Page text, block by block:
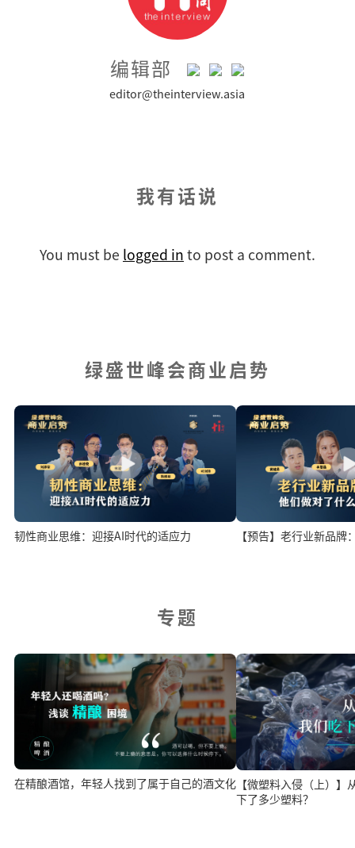
编辑部
editor@theinterview.asia
我有话说
You must be logged in to post a comment.
绿盛世峰会商业启势
韧性商业思维：迎接AI时代的适应力 【预告】老行业新品
专题
在精酿酒馆，年轻人找到了属于自己的酒文化【微塑料入侵（上）】
下了多少塑料？